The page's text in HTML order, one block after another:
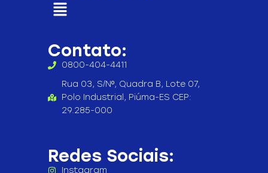
Contato:
0800-404-4411
Rua 03, S/Nº, Quadra B, Lote 07,
Polo Industrial, Piúma-ES CEP:
29.285-000
Redes Sociais:
Instagram